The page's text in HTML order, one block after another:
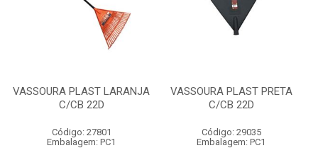
VASSOURA PLAST LARANJA
C/CB 22D
Código: 27801
Embalagem: PC1
VASSOURA PLAST PRETA
C/CB 22D
Código: 29035
Embalagem: PC1